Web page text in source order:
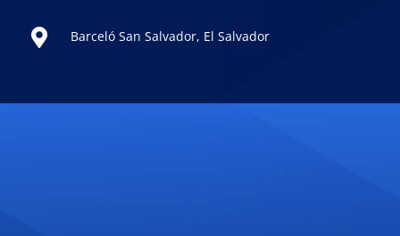
Barceló San Salvador, El Salvador